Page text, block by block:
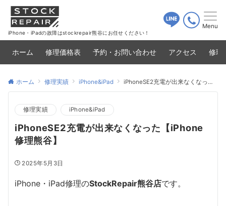
iPhone・iPadの故障はstockrepair熊谷にお任せください！
Menu
ホーム 修理価格表 予約・お問い合わせ アクセス 修理
ホーム 修理実績 iPhone&iPad iPhoneSE2充電が出来なくなった【iPhone修理熊谷】
修理実績 iPhone&iPad
iPhoneSE2充電が出来なくなった【iPhone
修理熊谷】
2025年5月3日
iPhone・iPad修理のStockRepair熊谷店です。